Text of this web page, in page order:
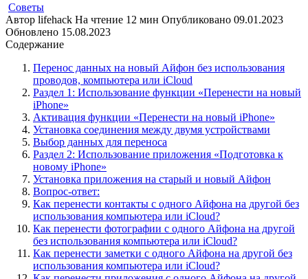
Советы
Автор lifehack На чтение 12 мин Опубликовано 09.01.2023
Обновлено 15.08.2023
Содержание
Перенос данных на новый Айфон без использования
проводов, компьютера или iCloud
Раздел 1: Использование функции «Перенести на новый
iPhone»
Активация функции «Перенести на новый iPhone»
Установка соединения между двумя устройствами
Выбор данных для переноса
Раздел 2: Использование приложения «Подготовка к
новому iPhone»
Установка приложения на старый и новый Айфон
Вопрос-ответ:
Как перенести контакты с одного Айфона на другой без
использования компьютера или iCloud?
Как перенести фотографии с одного Айфона на другой
без использования компьютера или iCloud?
Как перенести заметки с одного Айфона на другой без
использования компьютера или iCloud?